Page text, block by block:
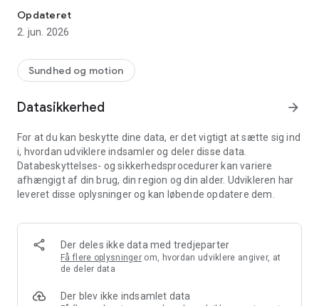
--------------------
Yoga og træning der, hvor du er
Yogavivo gør det let at komme på måtten og få kvalitetsyoga,
uanset tid, sted og niveau.
balance i en travl hverdag.
--------------------
Det får du
• Et yogaunivers med 4,7 ud af 5 stjerner på Trustpilot
• Undervisning med nogle af Danmarks bedste yogalærere
• 150+ forløb med forskellige temaer og varigheder
• Løbende nye yogaklasser
• Stream på TV med Chromecast
• Download videoer og træn offline
Opdateret
2. jun. 2026
Sundhed og motion
Datasikkerhed arrow_forward
For at du kan beskytte dine data, er det vigtigt at sætte sig ind
i, hvordan udviklere indsamler og deler disse data.
Databeskyttelses- og sikkerhedsprocedurer kan variere
afhængigt af din brug, din region og din alder. Udvikleren har
leveret disse oplysninger og kan løbende opdatere dem.
Der deles ikke data med tredjeparter
Få flere oplysninger om, hvordan udviklere angiver, at
de deler data
Der blev ikke indsamlet data